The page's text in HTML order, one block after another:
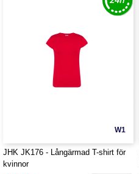
W1
JHK JK176 - Långärmad T-shirt för
kvinnor